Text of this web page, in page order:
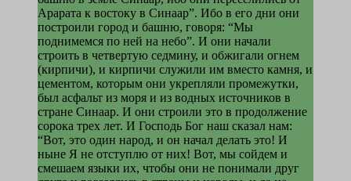
Арарата к востоку в Синаар”. Ибо в его дни они
построили город и башню, говоря: “Мы
поднимемся по ней на небо”. И они начали
строить в четвертую седмину, и обжигали огнем
(кирпичи), и кирпичи служили им вместо камня, и
цементом, которым они укрепляли промежутки,
был асфальт из моря и из водных источников в
стране Синаар. И они строили это в продолжение
сорока трех лет. И Господь Бог наш сказал нам:
“Вот, это один народ, и он начал делать это! И
ныне Я не отступлю от них! Вот, мы сойдем и
смешаем языки их, чтобы они не понимали друг